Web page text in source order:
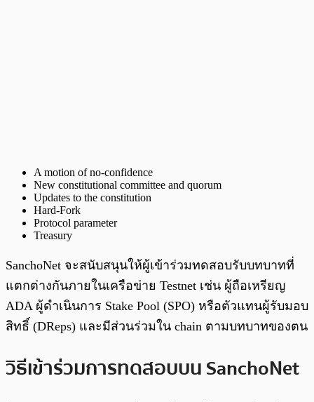
A motion of no-confidence
New constitutional committee and quorum
Updates to the constitution
Hard-Fork
Protocol parameter
Treasury
SanchoNet จะสนับสนุนให้ผู้เข้าร่วมทดสอบรับบทบาทที่
แตกต่างกันภายในเครือข่าย Testnet เช่น ผู้ถือเหรียญ
ADA ผู้ดำเนินการ Stake Pool (SPO) หรือตัวแทนผู้รับมอบ
สิทธิ์ (DReps) และมีส่วนร่วมใน chain ตามบทบาทของตน
วิธีเข้าร่วมการทดสอบบน SanchoNet